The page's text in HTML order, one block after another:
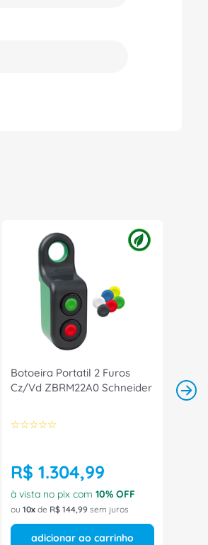
Botoeira Portatil 2 Furos
Cz/Vd ZBRM22A0 Schneider
☆☆☆☆☆
R$ 1.304,99
à vista no pix com 10% OFF
ou 10 de R$ 144,99 sem juros
adicionar ao carrinho